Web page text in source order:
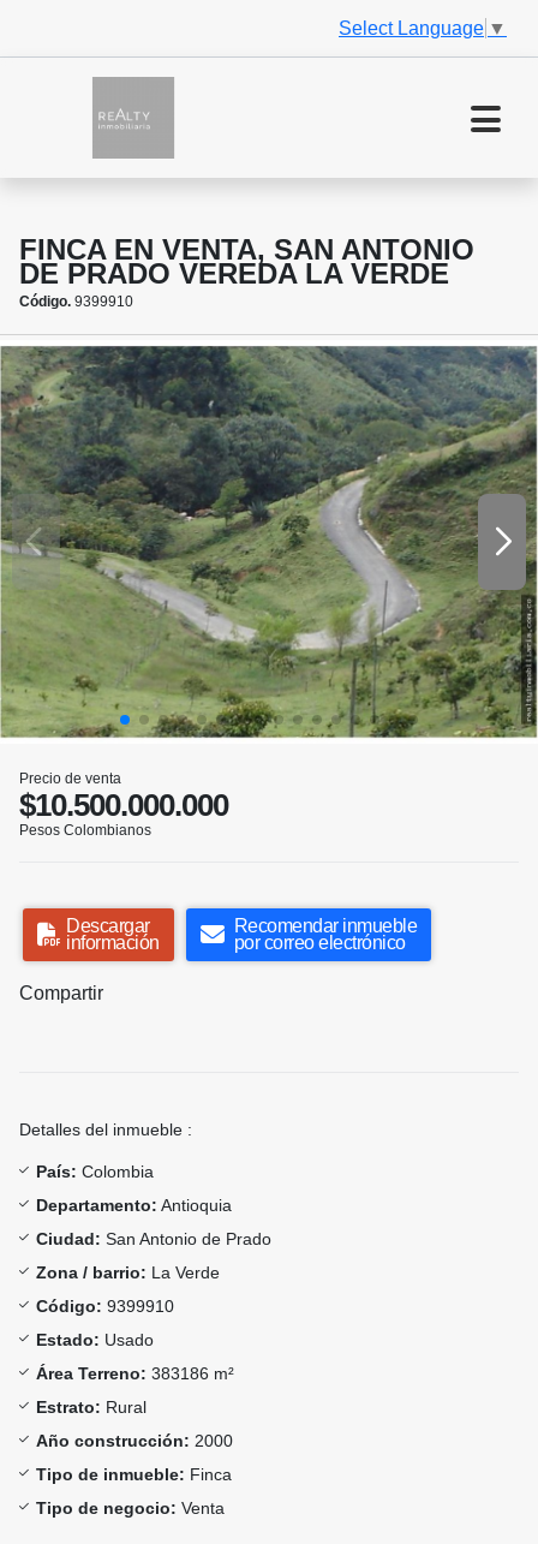
Select Language ▼
FINCA EN VENTA, SAN ANTONIO
DE PRADO VEREDA LA VERDE
Código. 9399910
Precio de venta
$10.500.000.000
Pesos Colombianos
Descargar
información
Recomendar inmueble
por correo electrónico
Compartir
Detalles del inmueble :
País: Colombia
Departamento: Antioquia
Ciudad: San Antonio de Prado
Zona / barrio: La Verde
Código: 9399910
Estado: Usado
Área Terreno: 383186 m²
Estrato: Rural
Año construcción: 2000
Tipo de inmueble: Finca
Tipo de negocio: Venta